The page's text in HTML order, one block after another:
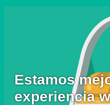
Estamos
experiencia